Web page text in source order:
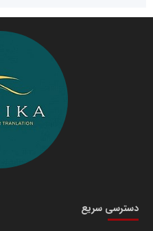
دانشگاه سئوی ایران
سازمان صنعت،معدن و
مریم حاج نوروز نظری
دسترسی سریع